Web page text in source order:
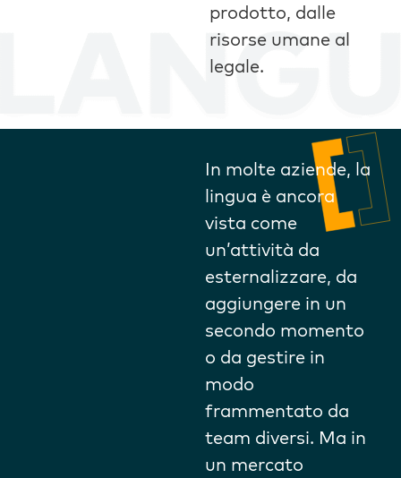
prodotto, dalle
risorse umane al
legale.
In molte aziende, la
lingua è ancora
vista come
un’attività da
esternalizzare, da
aggiungere in un
secondo momento
o da gestire in
modo
frammentato da
team diversi. Ma in
un mercato